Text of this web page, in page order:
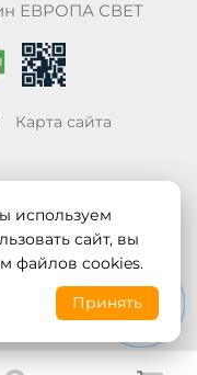
ЕВРОПА СВЕТ
Карта сайта
используем
сайт, вы
файлов cookies.
Принять